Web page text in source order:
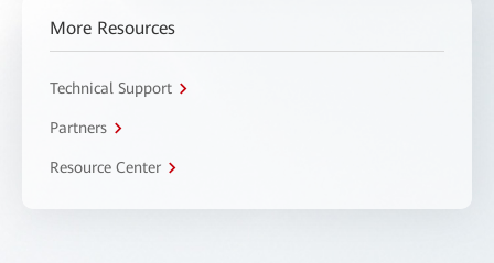
More Resources
Technical Support
Partners
Resource Center